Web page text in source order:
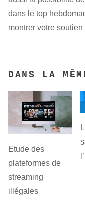
dans le top
montrer votre soutien
DANS LA
Etude des
plateformes de
streaming
illégales